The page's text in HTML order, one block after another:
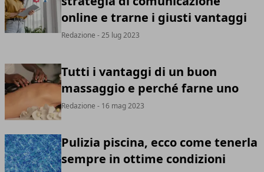
online e trarne i giusti vantaggi
Redazione - 25 lug 2023
Tutti i vantaggi di un buon
massaggio e perché farne uno
Redazione - 16 mag 2023
Pulizia piscina, ecco come tenerla
sempre in ottime condizioni